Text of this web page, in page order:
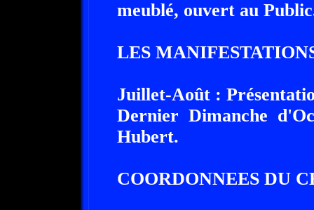
meublé, ouvert au
LES
Juillet-Août :
Dernier Dimanche
Hubert.
COORDONNEES DU